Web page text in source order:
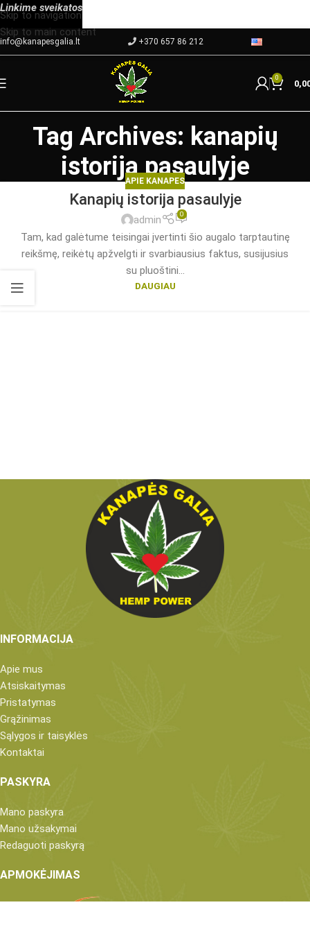
Skip to navigation
Skip to main content
info@kanapesgalia.lt +370 657 86 212
0
Tag Archives: kanapių
istorija pasaulyje
APIE KANAPES
Kanapių istorija pasaulyje
admin 0
Tam, kad galėtume teisingai įvertinti šio augalo tarptautinę
reikšmę, reikėtų apžvelgti ir svarbiausius faktus, susijusius
su pluoštini...
DAUGIAU
INFORMACIJA
Apie mus
Atsiskaitymas
Pristatymas
Grąžinimas
Sąlygos ir taisyklės
Kontaktai
PASKYRA
Mano paskyra
Mano užsakymai
Redaguoti paskyrą
APMOKĖJIMAS
Linkime sveikatos